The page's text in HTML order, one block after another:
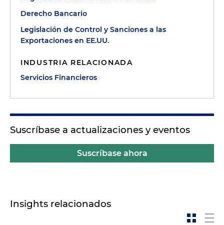
Derecho Bancario
Legislación de Control y Sanciones a las
Exportaciones en EE.UU.
INDUSTRIA RELACIONADA
Servicios Financieros
Suscríbase a actualizaciones y eventos
Suscríbase ahora
Insights relacionados